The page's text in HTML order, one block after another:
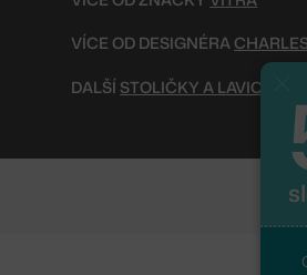
VÍCE OD DESIGNÉRA
DALŠÍ STOLIČKY A LAVICE